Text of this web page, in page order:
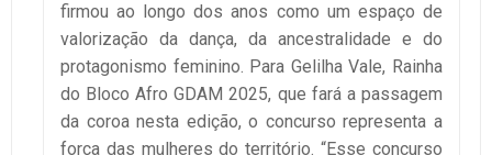
firmou ao longo dos anos como um espaço de
valorização da dança, da ancestralidade e do
protagonismo feminino. Para Gelilha Vale, Rainha
do Bloco Afro GDAM 2025, que fará a passagem
da coroa nesta edição, o concurso representa a
força das mulheres do território. “Esse concurso